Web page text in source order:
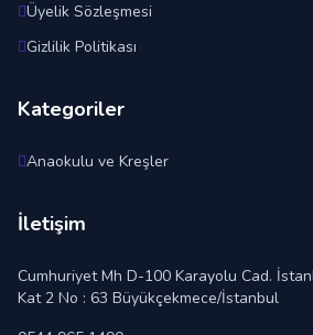
Üyelik Sözleşmesi
Gizlilik Politikası
Kategoriler
Anaokulu ve Kreşler
İletişim
Cumhuriyet Mh D-100 Karayolu Cad.
Kat 2 No : 63 Büyükçekmece/İstanbul